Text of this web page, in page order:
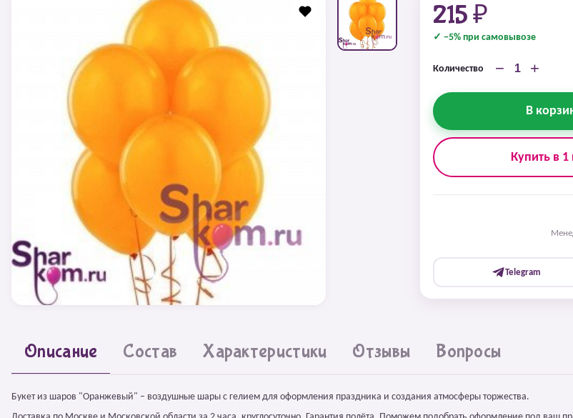
215 ₽
✓ −5% при самовывозе
Количество − +
В
Купить в 1
Telegram
Описание Состав Характеристики Отзывы Вопросы
Букет из шаров "Оранжевый" – воздушные шары с гелием для оформления праздника и создания атмосферы торжества.